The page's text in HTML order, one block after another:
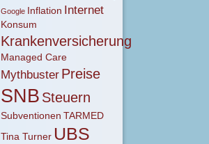
Google Inflation Internet
Konsum
Krankenversicherung
Managed Care
Mythbuster Preise
SNB Steuern
Subventionen TARMED
Tina Turner UBS